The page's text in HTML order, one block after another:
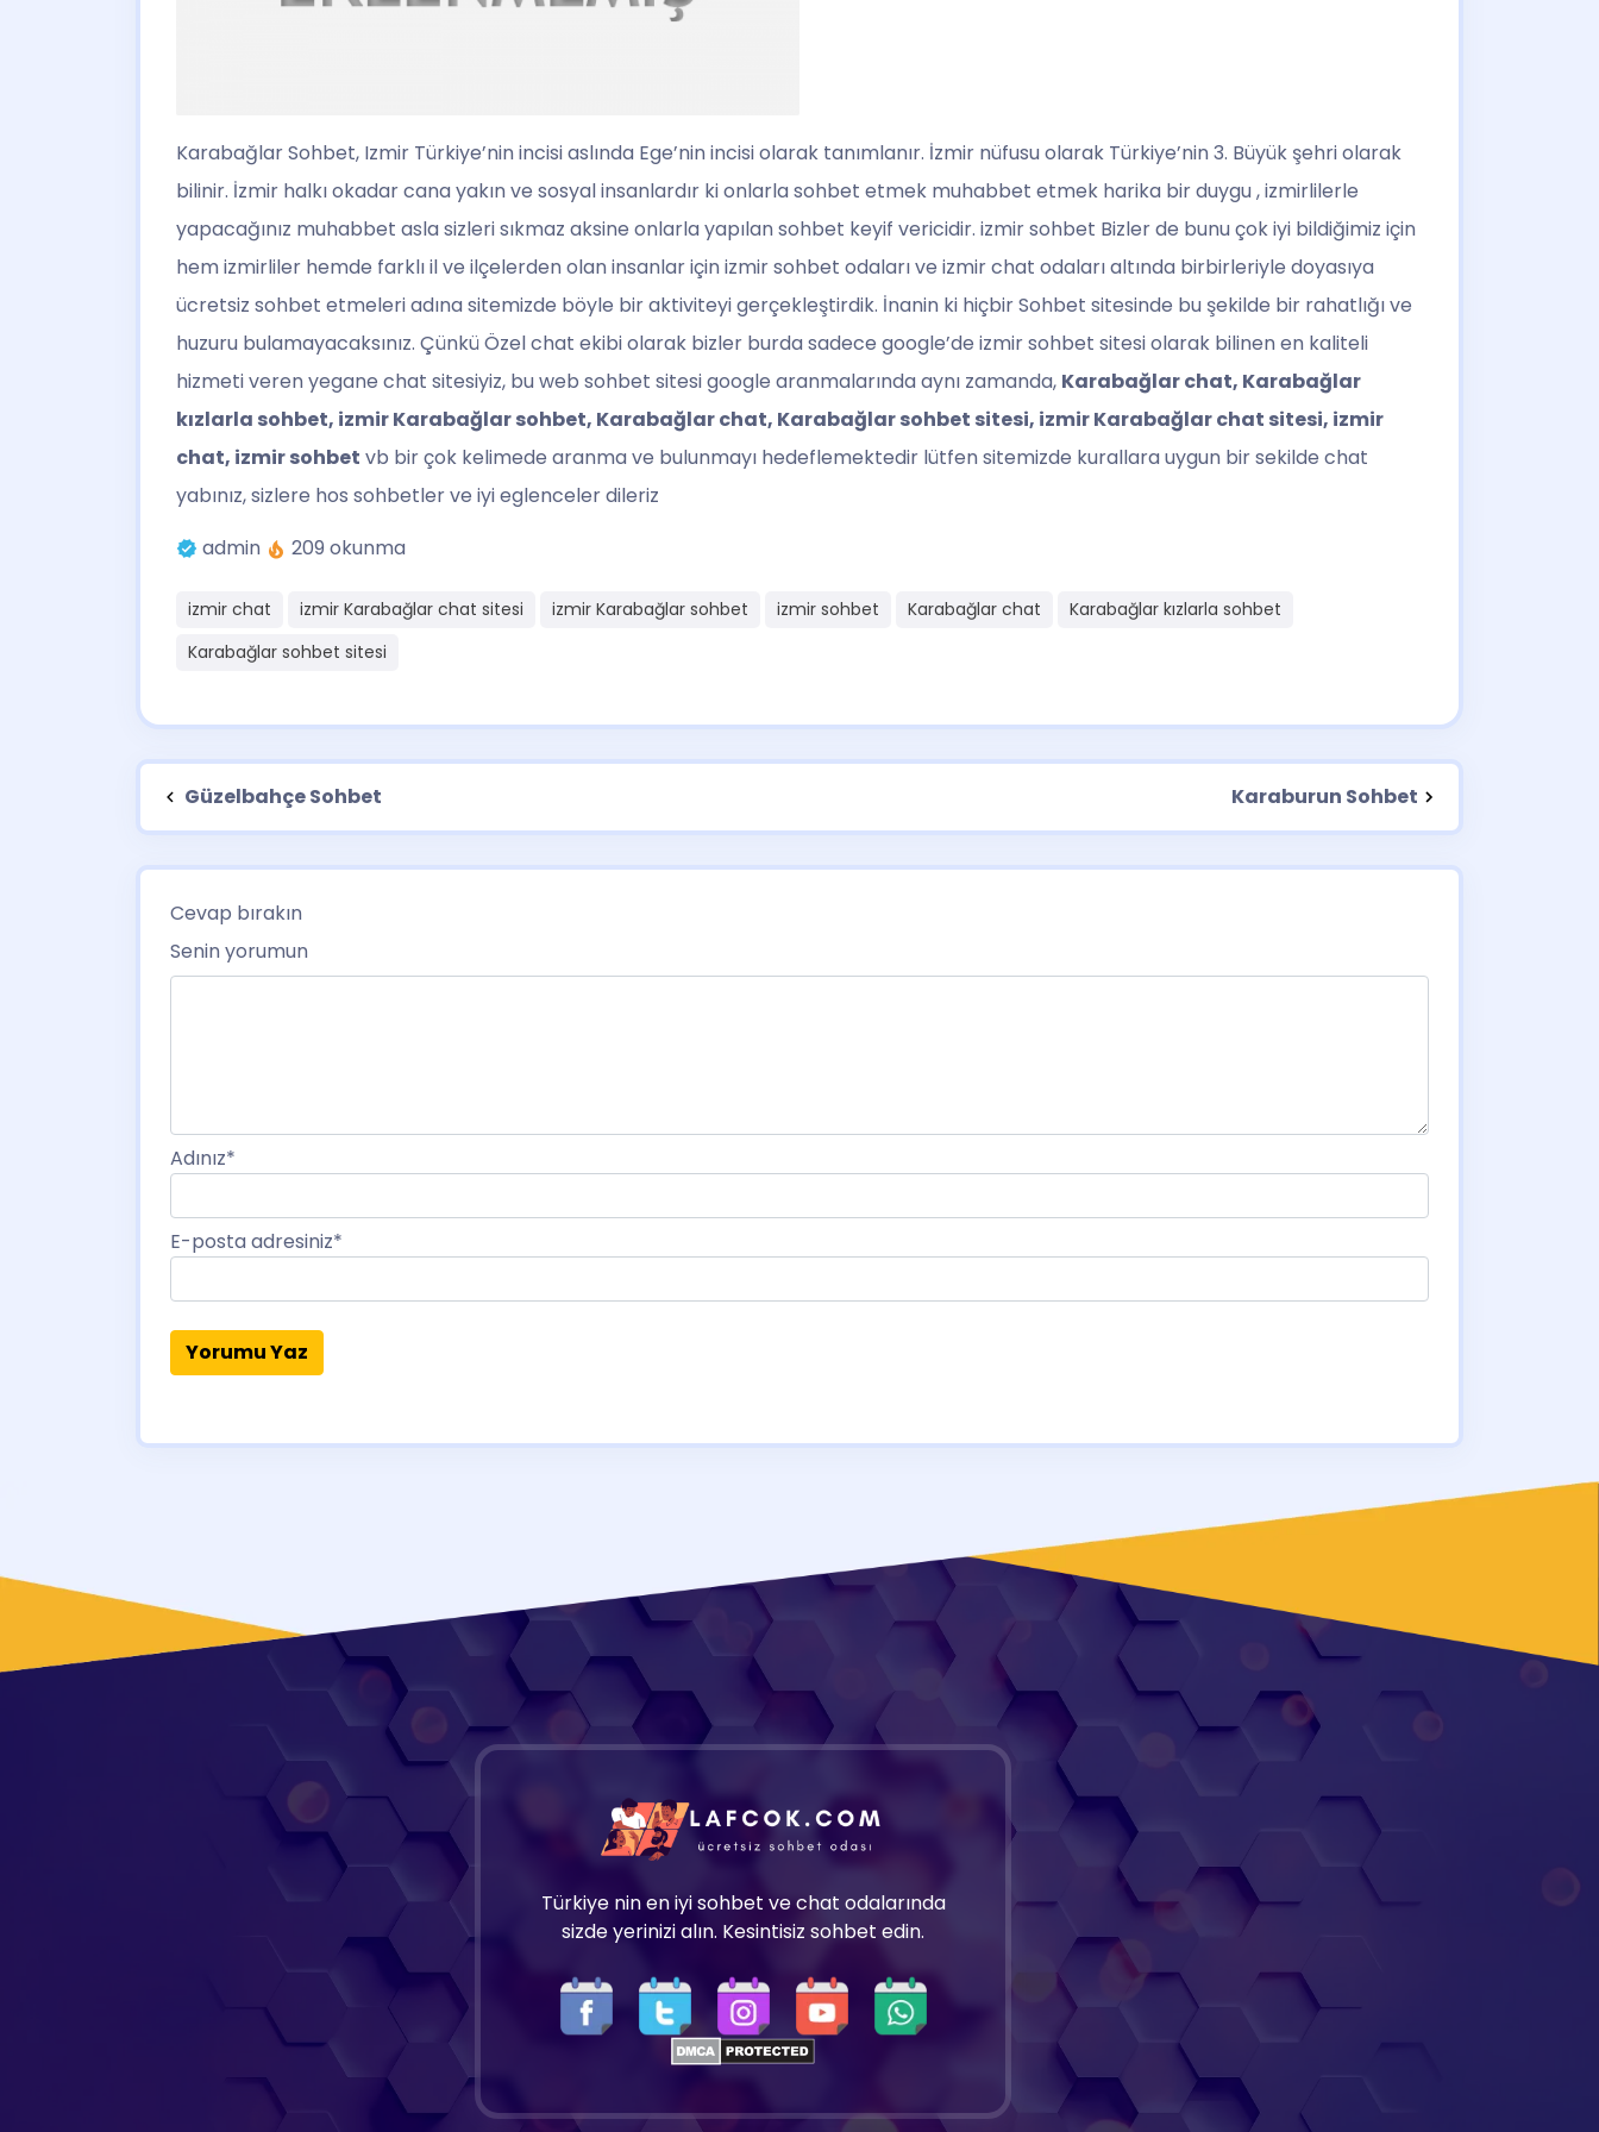
Karabağlar Sohbet, Izmir Türkiye’nin incisi aslında Ege’nin incisi olarak tanımlanır. İzmir nüfusu olarak Türkiye’nin 3. Büyük şehri olarak
bilinir. İzmir halkı okadar cana yakın ve sosyal insanlardır ki onlarla sohbet etmek muhabbet etmek harika bir duygu , izmirlilerle
yapacağınız muhabbet asla sizleri sıkmaz aksine onlarla yapılan sohbet keyif vericidir. izmir sohbet Bizler de bunu çok iyi bildiğimiz için
hem izmirliler hemde farklı il ve ilçelerden olan insanlar için izmir sohbet odaları ve izmir chat odaları altında birbirleriyle doyasıya
ücretsiz sohbet etmeleri adına sitemizde böyle bir aktiviteyi gerçekleştirdik. İnanin ki hiçbir Sohbet sitesinde bu şekilde bir rahatlığı ve
huzuru bulamayacaksınız. Çünkü Özel chat ekibi olarak bizler burda sadece google’de izmir sohbet sitesi olarak bilinen en kaliteli
hizmeti veren yegane chat sitesiyiz, bu web sohbet sitesi google aranmalarında aynı zamanda, Karabağlar chat, Karabağlar
kızlarla sohbet, izmir Karabağlar sohbet, Karabağlar chat, Karabağlar sohbet sitesi, izmir Karabağlar chat sitesi, izmir
chat, izmir sohbet vb bir çok kelimede aranma ve bulunmayı hedeflemektedir lütfen sitemizde kurallara uygun bir sekilde chat
yabınız, sizlere hos sohbetler ve iyi eglenceler dileriz
admin
209 okunma
izmir chat izmir Karabağlar chat sitesi izmir Karabağlar sohbet izmir sohbet Karabağlar chat
Karabağlar kızlarla sohbet
Karabağlar sohbet sitesi
Güzelbahçe Sohbet Karaburun Sohbet
Cevap bırakın
Senin yorumun
Adınız*
E-posta adresiniz*
Türkiye nin en iyi sohbet ve chat odalarında
sizde yerinizi alın. Kesintisiz sohbet edin.